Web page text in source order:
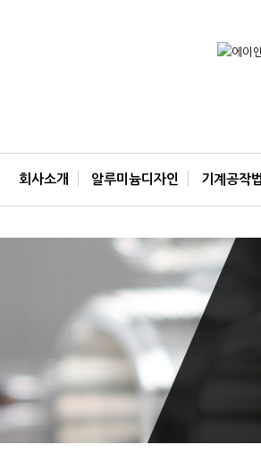
회사소개 알루미늄디자인 기계공작법